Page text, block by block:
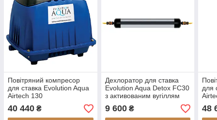
Повітряний компресор
для ставка Evolution Aqua
Airtech 130
40 440 ₴
Дехлоратор для ставка
Evolution Aqua Detox FC30
з активованим вугіллям
9 600₴
для
48